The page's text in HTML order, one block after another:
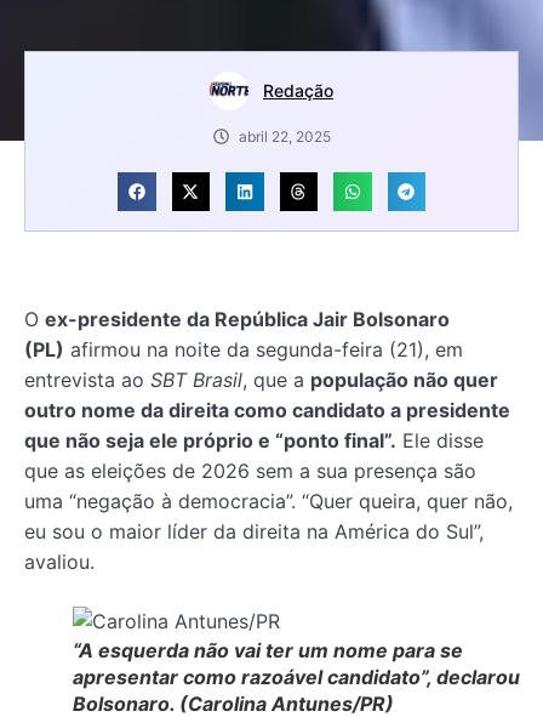
Redação
abril 22, 2025
O ex-presidente da República Jair Bolsonaro
(PL) afirmou na noite da segunda-feira (21), em
entrevista ao SBT Brasil, que a população não quer
outro nome da direita como candidato a presidente
que não seja ele próprio e “ponto final”. Ele disse
que as eleições de 2026 sem a sua presença são
uma “negação à democracia”. “Quer queira, quer não,
eu sou o maior líder da direita na América do Sul”,
avaliou.
“A esquerda não vai ter um nome para se
apresentar como razoável candidato”, declarou
Bolsonaro. (Carolina Antunes/PR)